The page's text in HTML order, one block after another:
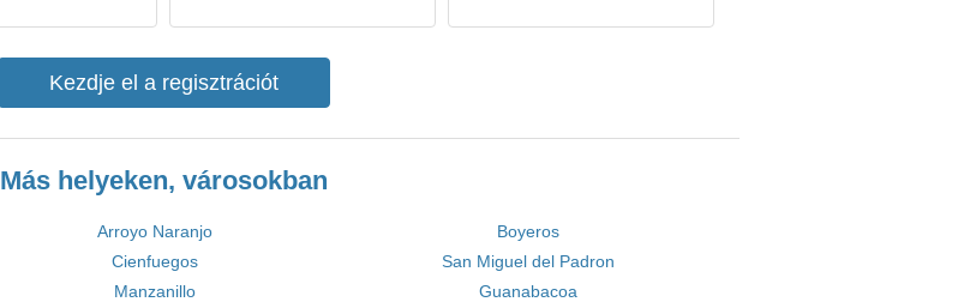
Kezdje el a regisztrációt
Más helyeken, városokban
Arroyo Naranjo
Boyeros
Cienfuegos
San Miguel del Padron
Manzanillo Guanabacoa